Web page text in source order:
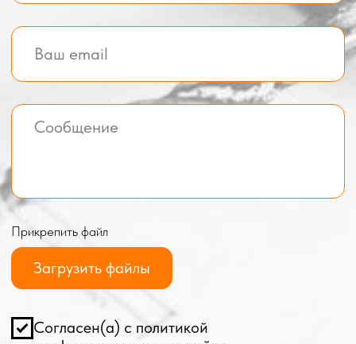
box-modul24@yandex.ru